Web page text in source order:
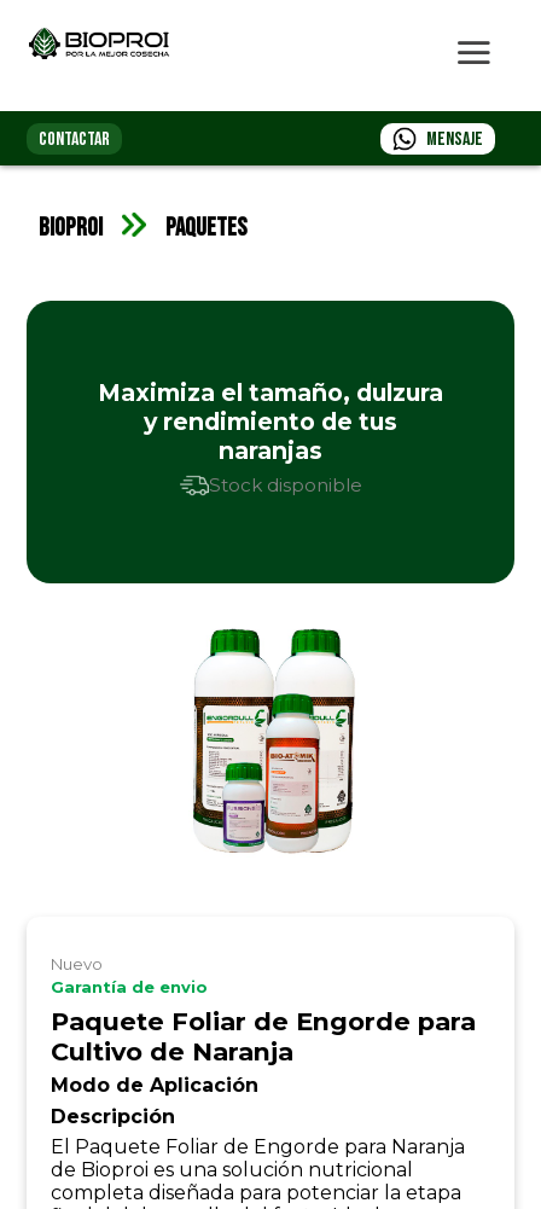
CONTACTAR Mensaje
Bioproi Paquetes
Maximiza el tamaño, dulzura
y rendimiento de tus
naranjas
Stock disponible
Nuevo
Garantía de envio
Paquete Foliar de Engorde para
Cultivo de Naranja
Modo de Aplicación
Descripción
El Paquete Foliar de Engorde para Naranja
de Bioproi es una solución nutricional
completa diseñada para potenciar la etapa